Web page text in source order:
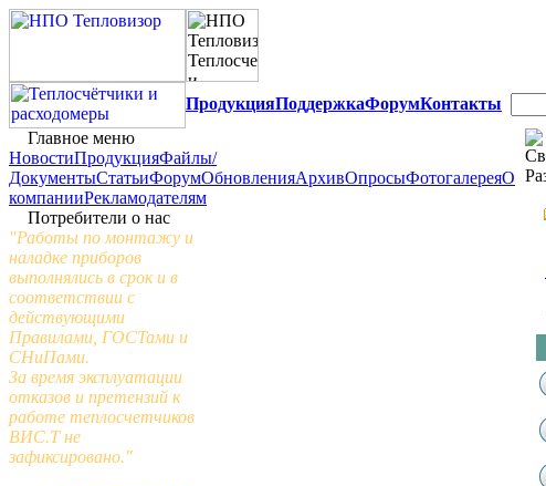
ПродукцияПоддержкаФорумКонтакты
Главное меню
НовостиПродукцияФайлы/
ДокументыСтатьиФорумОбновленияАрхивОпросыФотогалереяО
компанииРекламодателям
Потребители о нас
"Работы по монтажу и
наладке приборов
выполнялись в срок и в
соответствии с
действующими
Правилами, ГОСТами и
СНиПами.
За время эксплуатации
отказов и претензий к
работе теплосчетчиков
ВИС.Т не
зафиксировано."